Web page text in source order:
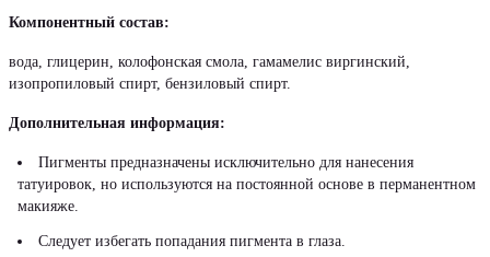
Компонентный состав:
вода, глицерин, колофонская смола, гамамелис виргинский,
изопропиловый спирт, бензиловый спирт.
Дополнительная информация:
Пигменты предназначены исключительно для нанесения
татуировок, но используются на постоянной основе в перманентном
макияже.
Следует избегать попадания пигмента в глаза.